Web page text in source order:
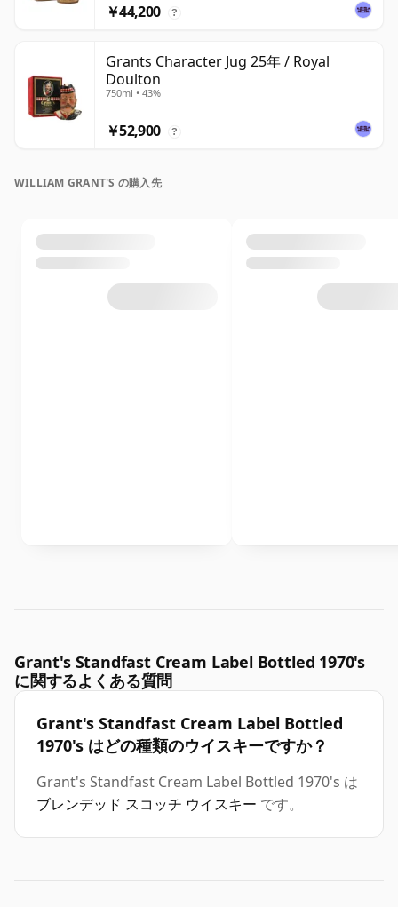
￥44,200 ?
Grants Character Jug 25年 / Royal
Doulton
750ml • 43%
￥52,900 ?
WILLIAM GRANT'S の購入先
Grant's Standfast Cream Label Bottled 1970's
に関するよくある質問
Grant's Standfast Cream Label Bottled
1970's はどの種類のウイスキーですか？
Grant's Standfast Cream Label Bottled 1970's は
ブレンデッド スコッチ ウイスキー です。